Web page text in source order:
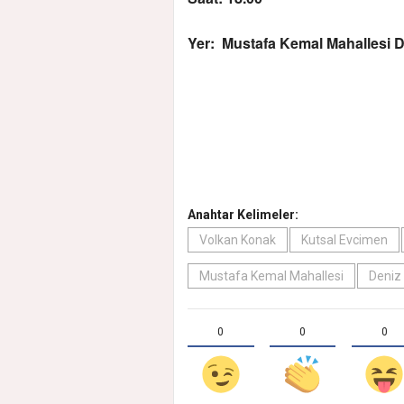
Yer: Mustafa Kemal Mahallesi
Anahtar Kelimeler:
Volkan Konak
Kutsal Evcimen
Mustafa Kemal Mahallesi Deniz
0 0 0